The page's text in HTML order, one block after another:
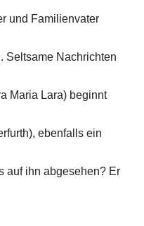
und Familienvater
Seltsame Nachrichten
Maria Lara) beginnt
ebenfalls ein
auf ihn abgesehen? Er